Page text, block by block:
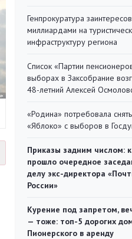
Генпрокуратура
миллиардами на
инфраструктуру региона
Список «Партии
выборах в Заксобрание
48-летний Алексей
«Родина» потребовала снять
«Яблоко» с выборов в
Приказы задним числом:
прошло очередное
делу экс-директора
России»
Курение под запретом,
— тоже: топ-5 дорогих
Пионерского в аренду